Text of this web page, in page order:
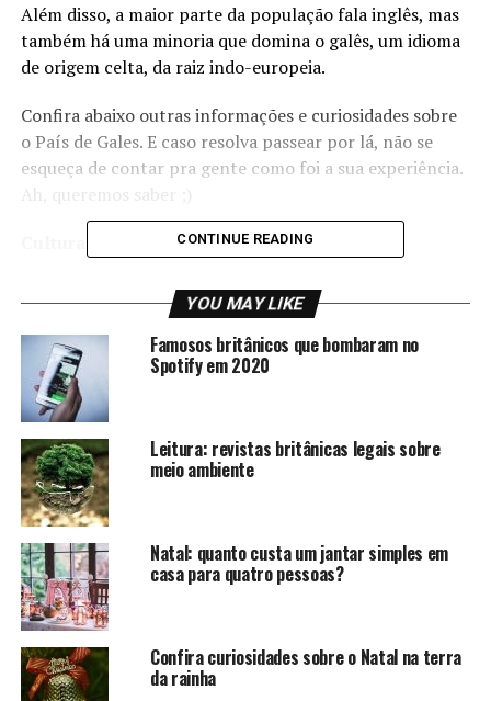
Além disso, a maior parte da população fala inglês, mas
também há uma minoria que domina o galês, um idioma
de origem celta, da raiz indo-europeia.
Confira abaixo outras informações e curiosidades sobre
o País de Gales. E caso resolva passear por lá, não se
esqueça de contar pra gente como foi a sua experiência.
Ah, queremos saber ;)
A nação britânica tem suas origens intimamente ligadas
aos antigos povos celtas. Essa civilização se desenvolveu
na antiguidade em território europeu. Os celtas foram
os primeiros a utilizarem a metalurgia na Europa. Esse
povo teria surgido mais de 1.000 anos antes de Cristo e
desapareceu a partir do domínio e expansão dos
romanos.
CONTINUE READING
YOU MAY LIKE
Famosos britânicos que bombaram no
Spotify em 2020
Leitura: revistas britânicas legais sobre
meio ambiente
Natal: quanto custa um jantar simples em
casa para quatro pessoas?
Confira curiosidades sobre o Natal na terra
da rainha